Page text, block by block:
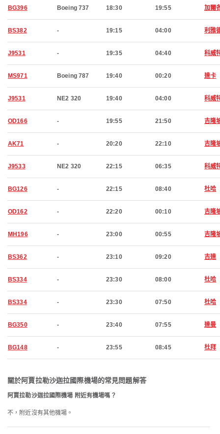
BG396 Boeing 737 18:30 19:55 加爾
BS382 - 19:15 04:00 利雅
J9531 - 19:35 04:40 科威
MS971 Boeing 787 19:40 00:20 達卡
J9531 NE2 320 19:40 04:00 科威
OD166 - 19:55 21:50 吉隆
AK71 - 20:20 22:10 吉隆
J9533 NE2 320 22:15 06:35 科威
BG126 - 22:15 08:40 杜哈
OD162 - 22:20 00:10 吉隆
MH196 - 23:00 00:55 吉隆
BS362 - 23:10 09:20 吉達
BS334 - 23:30 08:00 杜哈
BS334 - 23:30 07:50 杜哈
BG350 - 23:40 07:55 達曼
BG148 - 23:55 08:45 杜拜
關於阿賈拉勒沙迦拉國際機場的常見問題解答
阿賈拉勒沙迦拉國際機場 附近有機場嗎？
不，附近沒有其他機場。